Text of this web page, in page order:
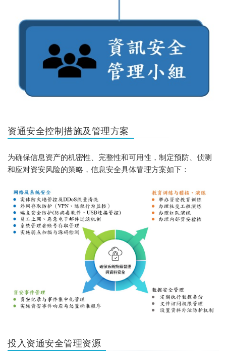
资通安全控制措施及管理方案
为确保信息资产的机密性、完整性和可用性，制定预防、侦测
和应对资安风险的策略，信息安全具体管理方案如下：
投入资通安全管理资源